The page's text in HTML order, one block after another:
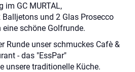
im GC MURTAL,
und 2 Glas Prosecco
schöne Golfrunde.
Runde unser schmuckes Cafè &
- das "EssPar"
unsere traditionelle Küche.